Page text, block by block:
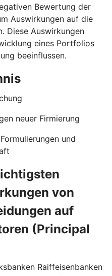
Bewertung der
Auswirkungen auf die
Diese Auswirkungen
eines Portfolios
beeinflussen.
neuer Firmierung
und
von
auf
(Principal
Raiffeisenbanken